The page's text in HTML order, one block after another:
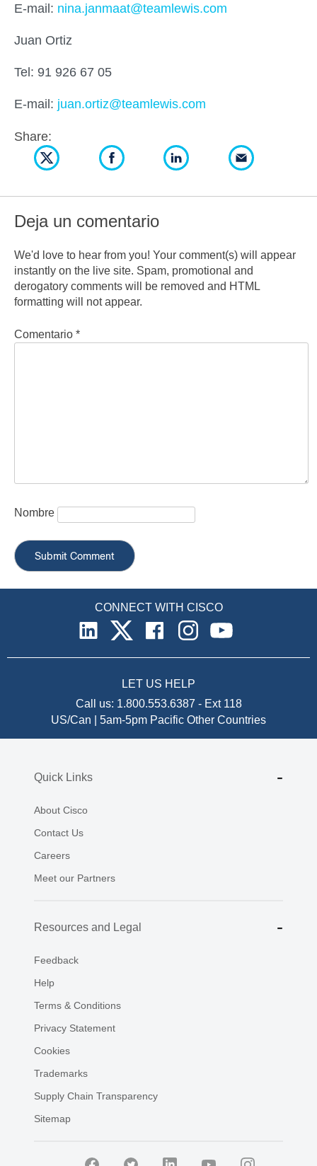
E-mail: nina.janmaat@teamlewis.com
Juan Ortiz
Tel: 91 926 67 05
E-mail: juan.ortiz@teamlewis.com
Share:
Deja un comentario
We'd love to hear from you! Your comment(s) will appear
instantly on the live site. Spam, promotional and
derogatory comments will be removed and HTML
formatting will not appear.
Comentario *
Nombre
CONNECT WITH CISCO
LET US HELP
Call us: 1.800.553.6387 - Ext 118
US/Can | 5am-5pm Pacific Other Countries